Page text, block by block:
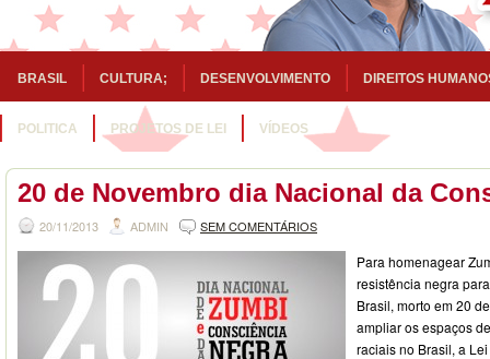
BRASIL CULTURA; DESENVOLVIMENTO DIREITOS
POLITICA PROJETOS DE LEI VÍDEOS
20 de Novembro dia Nacional da
20/11/2013 ADMIN SEM COMENTÁRIOS
Para homenagear
resistência negra
Brasil, morto em 20
ampliar os espaços
raciais no Brasil, a